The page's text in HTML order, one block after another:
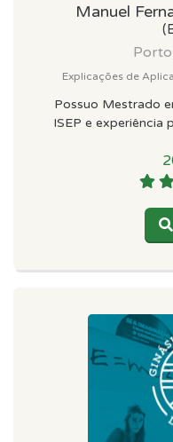
Manuel
Explicações de
Possuo Mestrado
ISEP e experiência